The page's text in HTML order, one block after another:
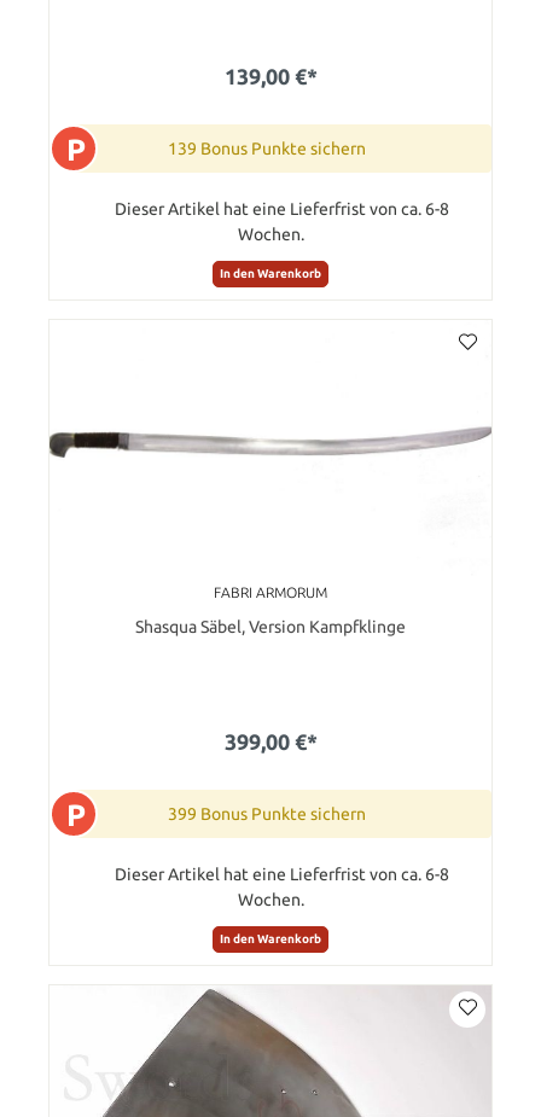
139,00 €*
P 139 Bonus Punkte sichern
Dieser Artikel hat eine Lieferfrist von ca. 6-8
Wochen.
In den Warenkorb
FABRI ARMORUM
Shasqua Säbel, Version Kampfklinge
399,00 €*
P 399 Bonus Punkte sichern
Dieser Artikel hat eine Lieferfrist von ca. 6-8
Wochen.
In den Warenkorb